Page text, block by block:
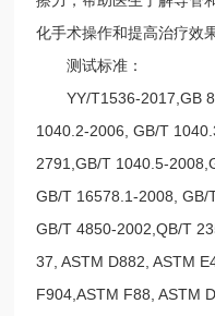
化手术操作和提高治疗效果
测试标准：
YY/T1536-2017,GB
1040.2-2006, GB/T
2791,GB/T 1040.5-
GB/T 16578.1-2008, GB/
GB/T 4850-2002,QB/T
37, ASTM D882, ASTM
F904,ASTM F88, ASTM